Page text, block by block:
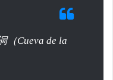
（Cueva de la